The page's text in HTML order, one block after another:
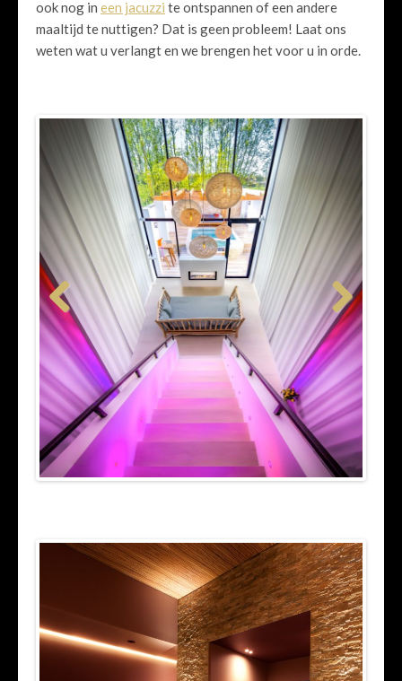
ook nog in een jacuzzi te ontspannen of een andere
maaltijd te nuttigen? Dat is geen probleem! Laat ons
weten wat u verlangt en we brengen het voor u in orde.
Previous Next